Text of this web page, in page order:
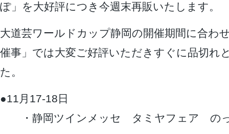
ぽ」を大好評につき今週末再販いたします。
大道芸ワールドカップ静岡の開催期間に合わ
催事」では大変ご好評いただきすぐに品切れ
た。
●11月17-18日
・静岡ツインメッセ タミヤフェア のっ